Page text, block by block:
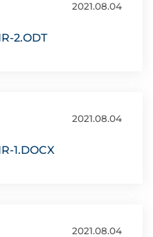
2021.08.04
2.ODT
2021.08.04
1.DOCX
2021.08.04